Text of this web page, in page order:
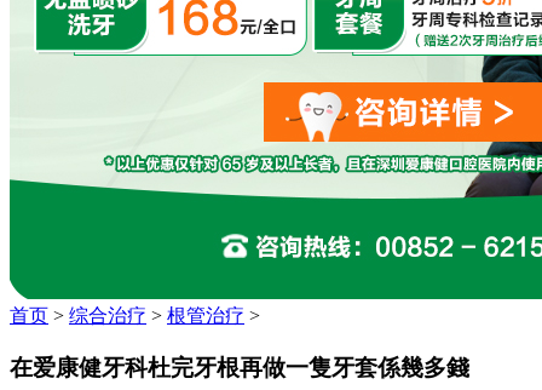
首页 > 综合治疗 > 根管治疗 >
在爱康健牙科杜完牙根再做一隻牙套係幾多錢